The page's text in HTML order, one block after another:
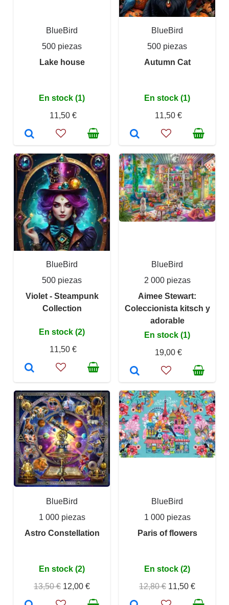
BlueBird
500 piezas
Lake house
En stock (1)
11,50 €
BlueBird
500 piezas
Autumn Cat
En stock (1)
11,50 €
BlueBird
500 piezas
Violet - Steampunk
Collection
En stock (2)
11,50 €
BlueBird
2 000 piezas
Aimee Stewart:
Coleccionista kitsch y
adorable
En stock (1)
19,00 €
BlueBird
1 000 piezas
Astro Constellation
En stock (2)
13,50 € 12,00 €
BlueBird
1 000 piezas
Paris of flowers
En stock (2)
12,80 € 11,50 €